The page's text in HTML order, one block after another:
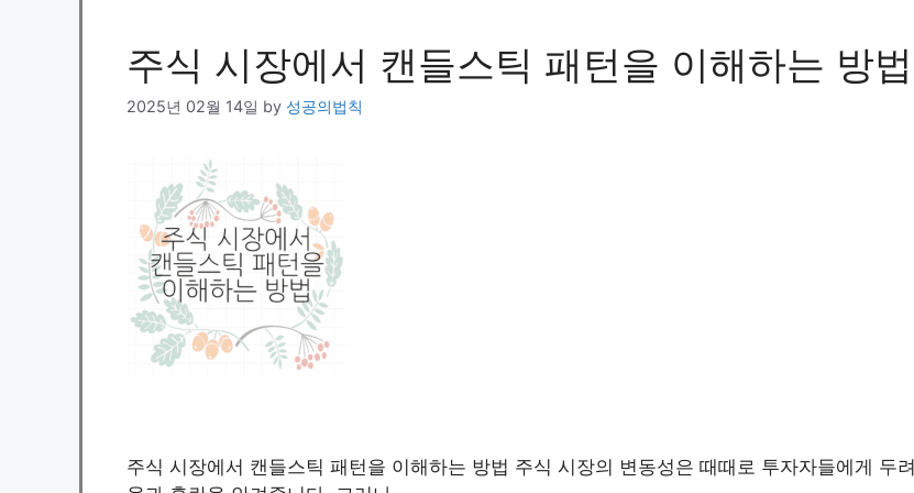
주식 시장에서 캔들스틱 패턴을 이해하는 방법
2025년 02월 14일 by 성공의법칙
주식 시장에서 캔들스틱 패턴을 이해하는 방법 주식 시장의 변동성은 때때로 투자자들에게 두려